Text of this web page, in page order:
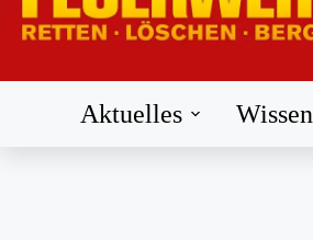
Aktuelles Wissen